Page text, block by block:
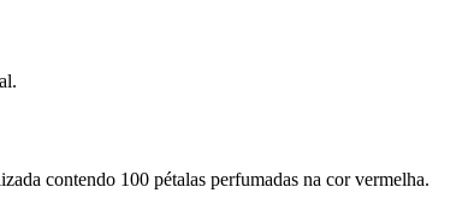
contendo 100 pétalas perfumadas na cor vermelha.